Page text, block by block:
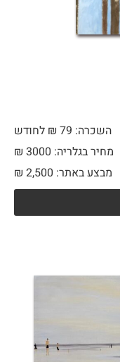
השכרה: 79 ₪ לחודש
מחיר בגלריה: 3000 ₪
מבצע באתר:
₪ 2,500